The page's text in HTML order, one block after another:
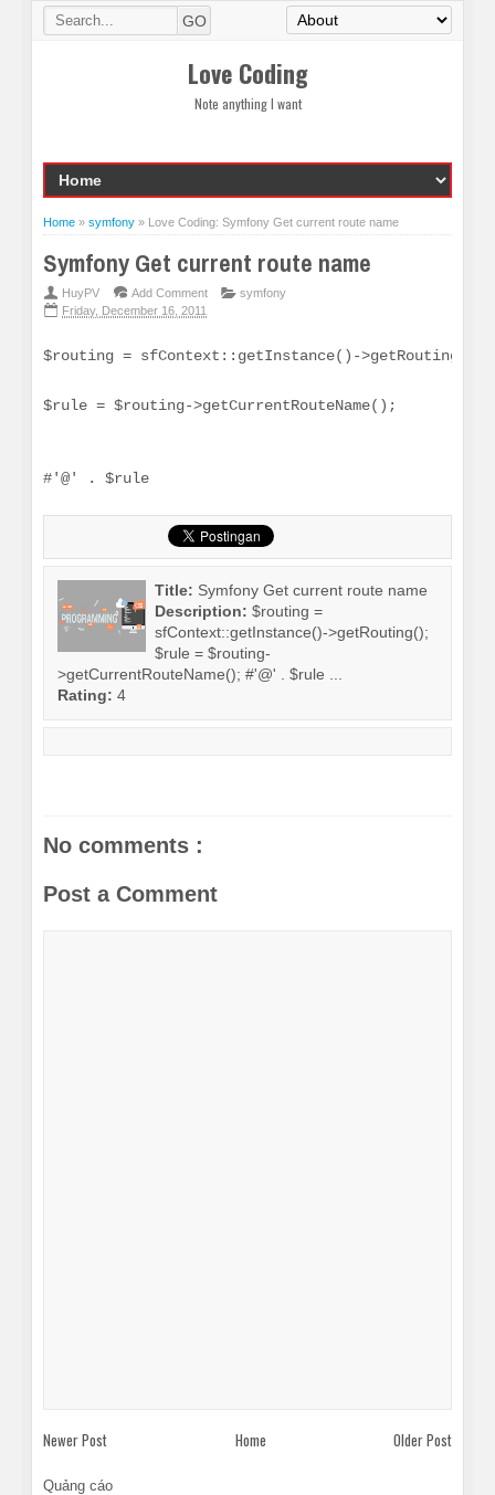
Love Coding
Note anything I want
Home » symfony » Love Coding: Symfony Get current route name
Symfony Get current route name
HuyPV Add Comment
symfony
Friday, December 16, 2011
$routing = sfContext::getInstance()->getRouting();
$rule = $routing->getCurrentRouteName();
#'@' . $rule
Title: Symfony Get current route name
Description: $routing =
sfContext::getInstance()->getRouting();
$rule = $routing-
>getCurrentRouteName(); #'@' . $rule ...
Rating: 4
No comments :
Post a Comment
Newer Post Older Post
Home
Quảng cáo